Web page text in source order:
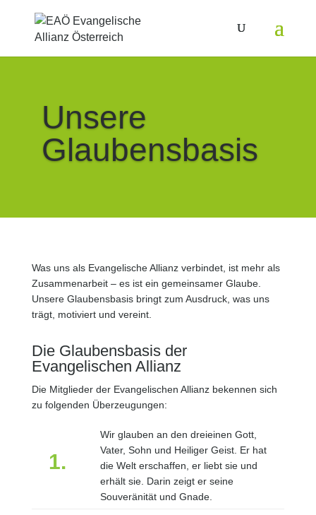
Unsere
Glaubensbasis
Was uns als Evangelische Allianz verbindet, ist mehr als
Zusammenarbeit – es ist ein gemeinsamer Glaube.
Unsere Glaubensbasis bringt zum Ausdruck, was uns
trägt, motiviert und vereint.
Die Glaubensbasis der
Evangelischen Allianz
Die Mitglieder der Evangelischen Allianz bekennen sich
zu folgenden Überzeugungen:
1.
Wir glauben an den dreieinen Gott,
Vater, Sohn und Heiliger Geist. Er hat
die Welt erschaffen, er liebt sie und
erhält sie. Darin zeigt er seine
Souveränität und Gnade.